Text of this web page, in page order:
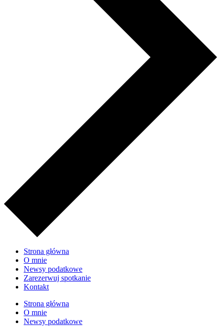
Strona główna
O mnie
Newsy podatkowe
Zarezerwuj spotkanie
Kontakt
Strona główna
O mnie
Newsy podatkowe